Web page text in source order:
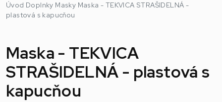
Úvod Doplnky Masky Maska - TEKVICA STRAŠIDELNÁ -
plastová s kapucňou
Maska - TEKVICA
STRAŠIDELNÁ - plastová s
kapucňou